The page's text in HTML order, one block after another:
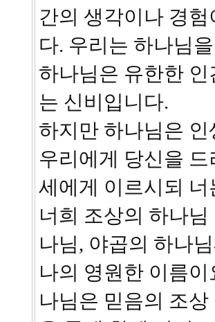
간의 생각이나 경
다. 우리는 하나님
하나님은 유한한
는 신비입니다.
하지만 하나님은
우리에게 당신을
세에게 이르시되
너희 조상의 하나
나님, 야곱의 하나
나의 영원한 이름
나님은 믿음의 조